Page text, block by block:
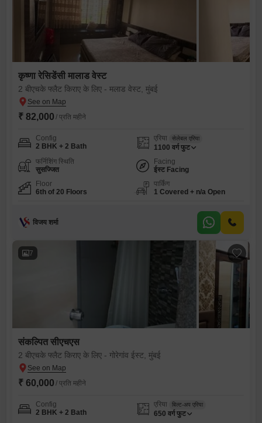
कृष्णा रेसिडेंसी मालाड वेस्ट
2 बीएचके फ्लैट किराए के लिए - मलाड वेस्ट, मुंबई
₹ 82,000 / प्रति महीने
Config
2 BHK + 2 Bath
एरिया सेलेबल एरिया
1100 वर्ग फुट
फर्निशिंग स्थिति
सुसज्जित
Facing
ईस्ट Facing
Floor
6th of 20 Floors
पार्किंग
1 Covered + n/a Open
विजय शर्मा
7
संकल्पित सीएचएस
2 बीएचके फ्लैट किराए के लिए - गोरेगांव ईस्ट, मुंबई
₹ 60,000 / प्रति महीने
Config
2 BHK + 2 Bath
एरिया बिल्ट-अप एरिया
650 वर्ग फुट